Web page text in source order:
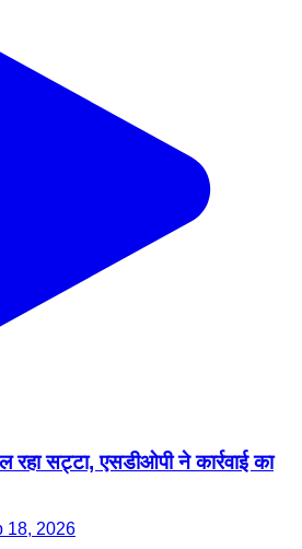
सट्टा, एसडीओपी ने कार्रवाई का
18, 2026